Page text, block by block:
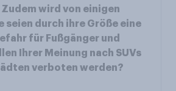
wird von einigen
seien durch ihre Größe eine
für Fußgänger und
Ihrer Meinung nach SUVs
verboten werden?